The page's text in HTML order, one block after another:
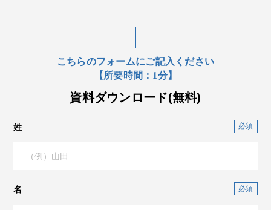
こちらのフォームにご記入ください
【所要時間：1分】
資料ダウンロード(無料)
姓
名